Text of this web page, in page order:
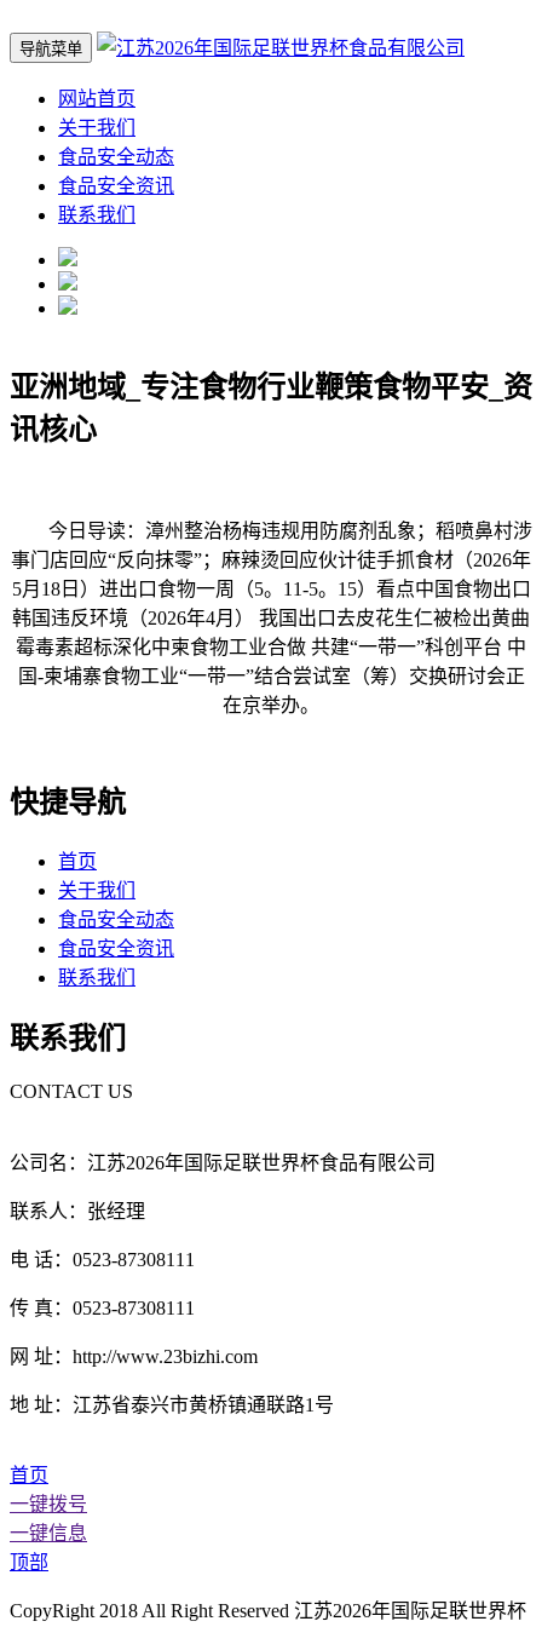
导航菜单
网站首页
关于我们
食品安全动态
食品安全资讯
联系我们
亚洲地域_专注食物行业鞭策食物平安_资
讯核心
今日导读：漳州整治杨梅违规用防腐剂乱象；稻喷鼻村涉
事门店回应“反向抹零”；麻辣烫回应伙计徒手抓食材（2026年
5月18日）进出口食物一周（5。11-5。15）看点中国食物出口
韩国违反环境（2026年4月） 我国出口去皮花生仁被检出黄曲
霉毒素超标深化中柬食物工业合做 共建“一带一”科创平台 中
国-柬埔寨食物工业“一带一”结合尝试室（筹）交换研讨会正
在京举办。
快捷导航
首页
关于我们
食品安全动态
食品安全资讯
联系我们
联系我们
CONTACT US
公司名：江苏2026年国际足联世界杯食品有限公司
联系人：张经理
电 话：0523-87308111
传 真：0523-87308111
网 址：http://www.23bizhi.com
地 址：江苏省泰兴市黄桥镇通联路1号
首页
一键拨号
一键信息
顶部
CopyRight 2018 All Right Reserved 江苏2026年国际足联世界杯